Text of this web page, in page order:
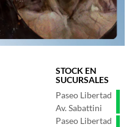
STOCK EN
SUCURSALES
Paseo Libertad
Av. Sabattini
Paseo Libertad